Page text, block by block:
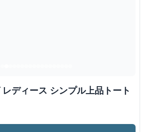
ディース シンプル上品トート